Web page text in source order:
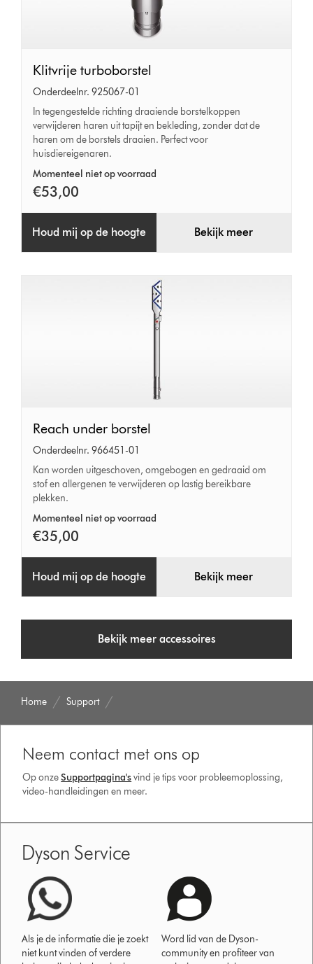
Klitvrije
turboborstel
Klitvrije turboborstel
Onderdeelnr. 925067-01
In tegengestelde richting draaiende borstelkoppen
verwijderen haren uit tapijt en bekleding, zonder dat de
haren om de borstels draaien. Perfect voor
huisdiereigenaren.
Momenteel niet op voorraad
€53,00
Houd mij op de hoogte Bekijk meer
Reach
under
borstel
Reach under borstel
Onderdeelnr. 966451-01
Kan worden uitgeschoven, omgebogen en gedraaid om
stof en allergenen te verwijderen op lastig bereikbare
plekken.
Momenteel niet op voorraad
€35,00
Houd mij op de hoogte Bekijk meer
Bekijk meer accessoires
Home Support
Neem contact met ons op
Op onzeSupportpagina'svind je tips voor probleemoplossing,
video-handleidingen en meer.
Dyson Service
Als je de informatie die je zoekt
niet kunt vinden of verdere
Word lid van de Dyson-
community en profiteer van